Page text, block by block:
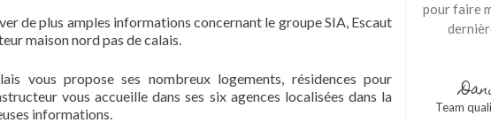
de plus amples informations concernant le groupe SIA, Escaut
maison nord pas de calais.
vous propose ses nombreux logements, résidences pour
vous accueille dans ses six agences localisées dans la
informations.
pour faire
Team